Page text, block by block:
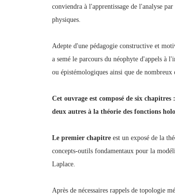
conviendra à l'apprentissage de l'analyse
physiques.
Adepte d'une pédagogie constructive et
a semé le parcours du néophyte d'appels à
ou épistémologiques ainsi que de nombreux
Cet ouvrage est composé de six
deux autres à la théorie des fonctions
Le premier chapitre est un exposé de la
concepts-outils fondamentaux pour la
Laplace.
Après de nécessaires rappels de topologie